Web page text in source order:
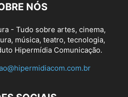
NÓS
- Tudo sobre artes, cinema,
música, teatro, tecnologia,
Hipermídia Comunicação.